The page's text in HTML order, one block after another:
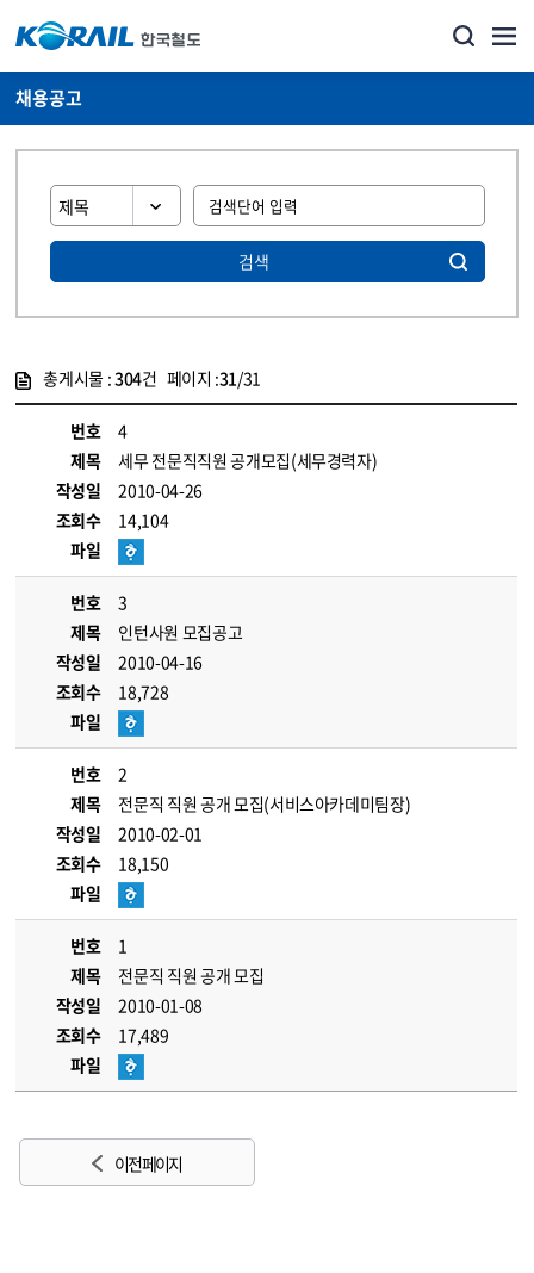
채용공고
검색
총게시물 :304건 페이지 :31/31
번호
4
제목
세무 전문직직원 공개모집(세무경력자)
작성일
2010-04-26
조회수
14,104
파일
번호
3
제목
인턴사원 모집공고
작성일
2010-04-16
조회수
18,728
파일
번호
2
제목
전문직 직원 공개 모집(서비스아카데미팀장)
작성일
2010-02-01
조회수
18,150
파일
번호
1
제목
전문직 직원 공개 모집
작성일
2010-01-08
조회수
17,489
파일
이전 페이지